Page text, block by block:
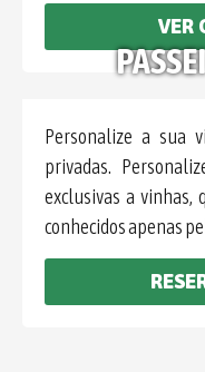
VER
Personalize a sua
privadas.
exclusivas a vinhas,
conhecidos apenas